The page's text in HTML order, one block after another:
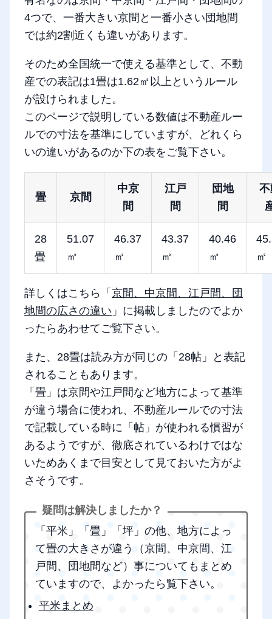
4つで、一番大きい京間と一番小さい団地間
では約2割近くも違いがあります。
そのため全国統一で使える基準として、不動
産での表記は1畳は1.62㎡以上というルール
が設けられました。
このページで説明している数値は不動産ルー
ルでの寸法を基準にしていますが、どれくら
いの違いがあるのか下の表をご覧下さい。
畳 京間
中京
間
江戸
間
団地
間
28
畳
51.07
㎡
46.37
㎡
43.37
㎡
40.46
㎡
㎡
詳しくはこちら「 京間、中京間、江戸間、団
地間の広さの違い 」に掲載しましたのでよか
ったらあわせてご覧下さい。
また、28畳は読み方が同じの「28帖」と表記
されることもあります。
「畳」は京間や江戸間など地方によって基準
が違う場合に使われ、不動産ルールでの寸法
で記載している時に「帖」が使われる慣習が
あるようですが、徹底されているわけではな
いためあくまで目安として見ておいた方がよ
さそうです。
「平米」「畳」「坪」の他、地方によっ
て畳の大きさが違う（京間、中京間、江
戸間、団地間など）事についてもまとめ
ていますので、よかったら覧下さい。
平米まとめ